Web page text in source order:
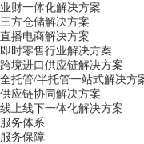
业财一体化解决方案
三方仓储解决方案
直播电商解决方案
即时零售行业解决方案
跨境进口供应链解决方案
全托管/半托管一站式解决方
供应链协同解决方案
线上线下一体化解决方案
服务体系
服务保障